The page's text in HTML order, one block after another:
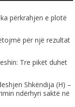
përkrahjen e plotë
për një rezultat
Tre pikët duhet
Shkëndija (H) –
ndërhyri saktë në